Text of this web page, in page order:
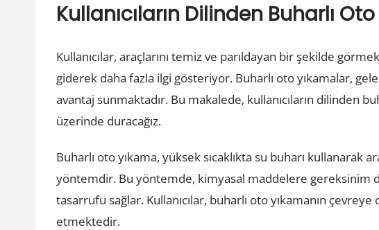
Kullanıcıların Dilinden Buharlı
Kullanıcılar, araçlarını temiz ve parıldayan bir şekilde
giderek daha fazla ilgi gösteriyor. Buharlı oto yıkamalar,
avantaj sunmaktadır. Bu makalede, kullanıcıların dilinden
üzerinde duracağız.
Buharlı oto yıkama, yüksek sıcaklıkta su buharı kullanarak
yöntemdir. Bu yöntemde, kimyasal maddelere gereksinim
tasarrufu sağlar. Kullanıcılar, buharlı oto yıkamanın
etmektedir.